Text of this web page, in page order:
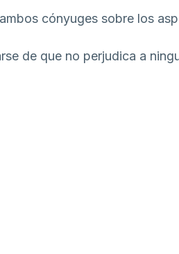
cónyuges sobre los
de que no perjudica a